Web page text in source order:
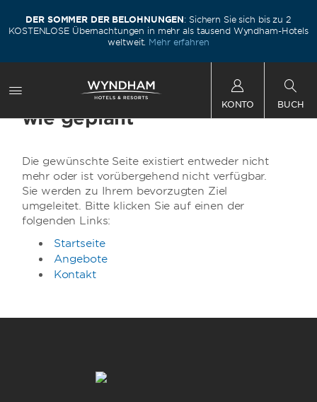
DER SOMMER DER BELOHNUNGEN: Sichern Sie sich bis zu 2
KOSTENLOSE Übernachtungen in mehr als tausend Wyndham-Hotels
weltweit. Mehr erfahren
KONTO BUCH
Nicht jede Reise verläuft
wie geplant
Die gewünschte Seite existiert entweder nicht
mehr oder ist vorübergehend nicht verfügbar.
Sie werden zu Ihrem bevorzugten Ziel
umgeleitet. Bitte klicken Sie auf einen der
folgenden Links:
Startseite
Angebote
Kontakt